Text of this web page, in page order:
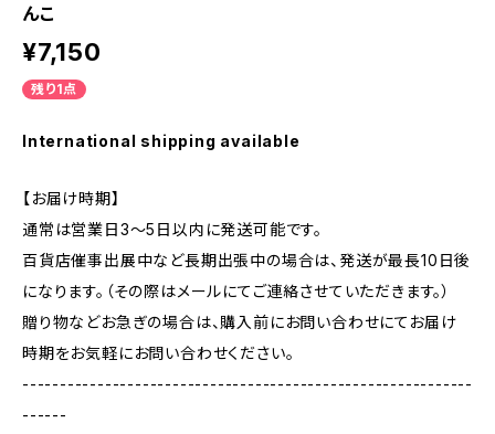
んこ
¥7,150
残り1点
International shipping available
【お届け時期】
通常は営業日3〜5日以内に発送可能です。
百貨店催事出展中など長期出張中の場合は、発送が最長10日後
になります。（その際はメールにてご連絡させていただきます。）
贈り物などお急ぎの場合は、購入前にお問い合わせにてお届け
時期をお気軽にお問い合わせください。
------------------------------------------------------------
------